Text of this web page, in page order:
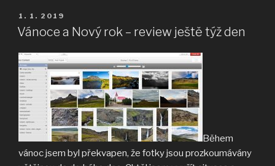
na
je
v
dálce
nějaké
auto.“
PUBLIKOVÁNO
1. 1. 2019
Vánoce a Nový rok – review ještě týž den
Během
vánoc jsem byl překvapen, že fotky jsou prozkoumávány